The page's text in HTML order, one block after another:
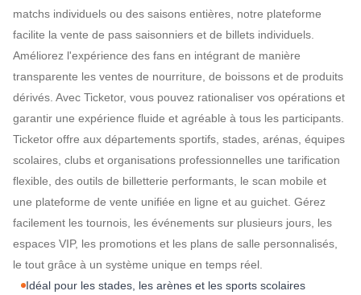
matchs individuels ou des saisons entières, notre plateforme
facilite la vente de pass saisonniers et de billets individuels.
Améliorez l'expérience des fans en intégrant de manière
transparente les ventes de nourriture, de boissons et de produits
dérivés. Avec Ticketor, vous pouvez rationaliser vos opérations et
garantir une expérience fluide et agréable à tous les participants.
Ticketor offre aux départements sportifs, stades, arénas, équipes
scolaires, clubs et organisations professionnelles une tarification
flexible, des outils de billetterie performants, le scan mobile et
une plateforme de vente unifiée en ligne et au guichet. Gérez
facilement les tournois, les événements sur plusieurs jours, les
espaces VIP, les promotions et les plans de salle personnalisés,
le tout grâce à un système unique en temps réel.
Idéal pour les stades, les arènes et les sports scolaires